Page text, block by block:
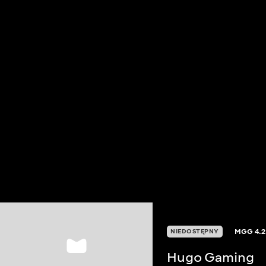
NIEDOSTĘPNY MGG4.2
Hugo Gaming